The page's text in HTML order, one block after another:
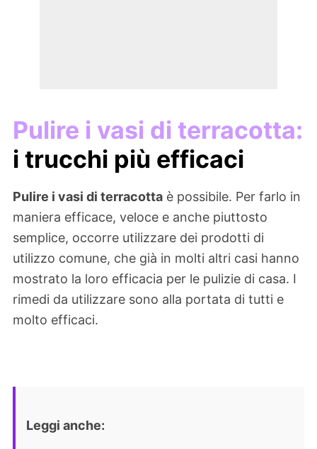
Pulire i vasi di terracotta:
i trucchi più efficaci
Pulire i vasi di terracotta è possibile. Per farlo in
maniera efficace, veloce e anche piuttosto
semplice, occorre utilizzare dei prodotti di
utilizzo comune, che già in molti altri casi hanno
mostrato la loro efficacia per le pulizie di casa. I
rimedi da utilizzare sono alla portata di tutti e
molto efficaci.
Leggi anche: